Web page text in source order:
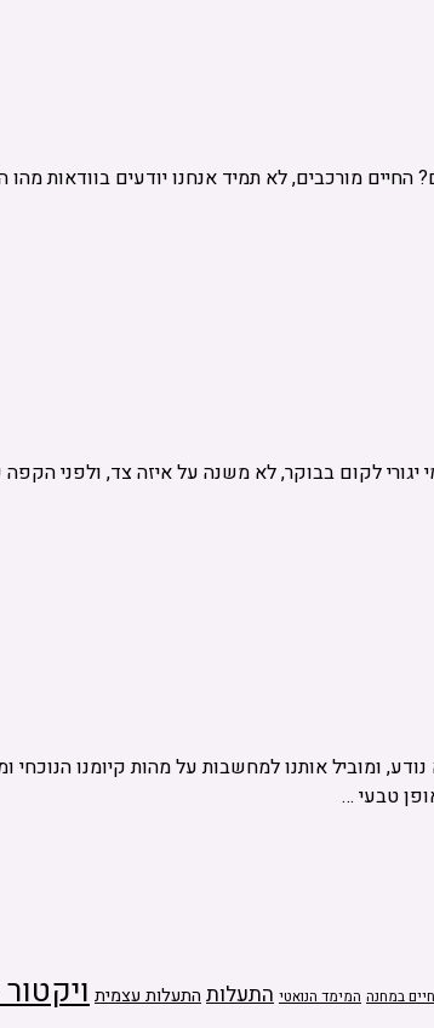
מורכבים, לא תמיד אנחנו יודעים בוודאות
לקום בבוקר, לא משנה על איזה צד, ולפני
אותנו למחשבות על מהות קיומנו הנוכחי
טבעי …
במחנה המימד הנואטי התעלותהתעלות עצמית